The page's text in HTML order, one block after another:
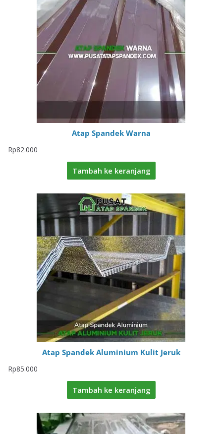
Atap Spandek Warna
Rp82.000
Tambah ke keranjang
Atap Spandek Aluminium Kulit Jeruk
Rp85.000
Tambah ke keranjang